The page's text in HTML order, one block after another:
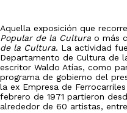
Aquella exposición que
Popular de la Cultura o más
de la Cultura. La actividad
Departamento de Cultura de
escritor Waldo Atías, como
programa de gobierno del
la ex Empresa de
febrero de 1971 partieron
alrededor de 60 artistas,